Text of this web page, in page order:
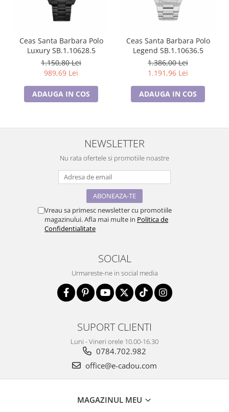
Ceas Santa Barbara Polo
Luxury SB.1.10628.5
1.150,80 Lei
989,69 Lei
ADAUGA IN COS
Ceas Santa Barbara Polo
Legend SB.1.10636.5
1.386,00 Lei
1.191,96 Lei
ADAUGA IN COS
NEWSLETTER
Nu rata ofertele si promotiile noastre
Vreau sa primesc newsletter cu promotiile
magazinului. Afla mai multe in Politica de
Confidentialitate
SOCIAL
Urmareste-ne in social media
SUPORT CLIENTI
Luni - Vineri orele 10.00-16.30
0784.702.982
office@e-cadou.com
MAGAZINUL MEU